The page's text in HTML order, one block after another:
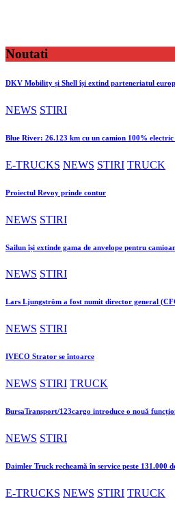
Noutati
DKV Mobility și Shell își extind parteneriatul
NEWS STIRI
Blue River: 26.123 km cu un camion 100%
E-TRUCKS NEWS STIRI TRUCK
Proiectul Revoy prinde contur
NEWS STIRI
Sailun își extinde gama de anvelope pentru
NEWS STIRI
Lars Ljungström a fost numit director general
NEWS STIRI
IVECO Strator se întoarce
NEWS STIRI TRUCK
BursaTransport/123cargo introduce o nouă
NEWS STIRI
Daimler Truck recheamă în service peste 131.000
E-TRUCKS NEWS STIRI TRUCK